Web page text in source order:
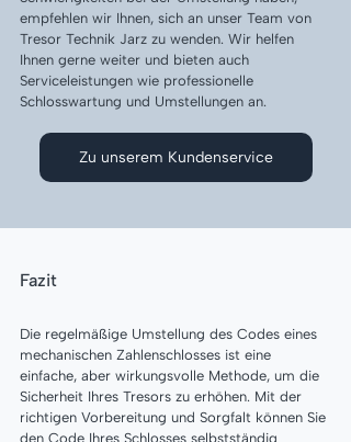
empfehlen wir Ihnen, sich an unser Team von
Tresor Technik Jarz zu wenden. Wir helfen
Ihnen gerne weiter und bieten auch
Serviceleistungen wie professionelle
Schlosswartung und Umstellungen an.
Zu unserem Kundenservice
Fazit
Die regelmäßige Umstellung des Codes eines
mechanischen Zahlenschlosses ist eine
einfache, aber wirkungsvolle Methode, um die
Sicherheit Ihres Tresors zu erhöhen. Mit der
richtigen Vorbereitung und Sorgfalt können Sie
den Code Ihres Schlosses selbstständig